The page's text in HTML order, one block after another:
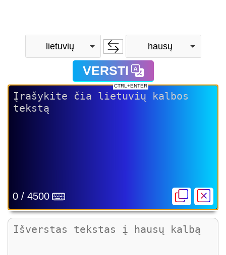
lietuvių hausų
VERSTI
CTRL+ENTER
0 / 4500